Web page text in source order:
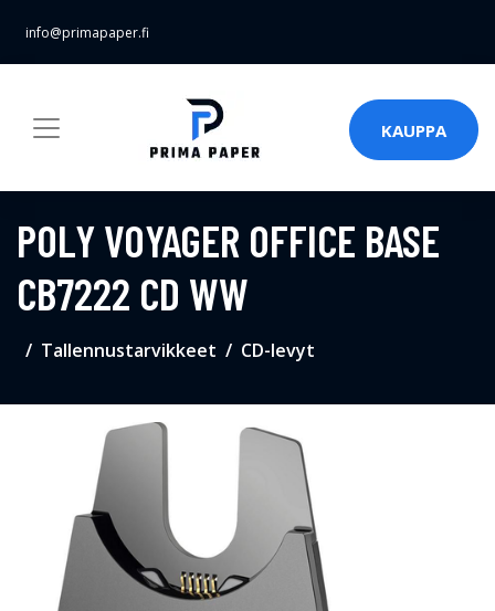
info@primapaper.fi
KAUPPA
POLY VOYAGER OFFICE BASE
CB7222 CD WW
Tallennustarvikkeet CD-levyt